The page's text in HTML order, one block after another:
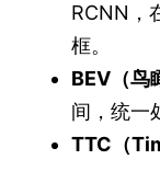
RCNN，
框。
BEV（鸟
间，统一
TTC（